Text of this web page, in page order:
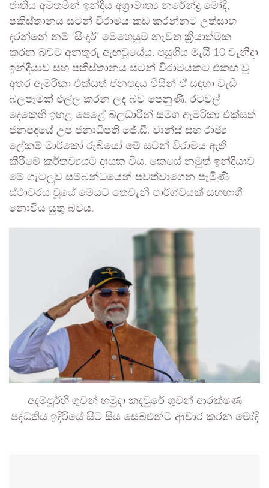
ජාතිය අමතමින් ඉන්දීය අග්‍රාමාත්‍ය නරේන්ද්‍ර මෝදි,
පකිස්තානය සටන් විරාමය කඩ කරන්නට උත්සාහ
දරන්නේ නම් ‘සිංදූර්’ මෙහෙයුම නැවත ක්‍රියාත්මක
කරන බවට අනතුරු ඇඟවූයේය. පසුගිය මැයි 10 වැනිදා
ඉන්දියාව සහ පකිස්තානය සටන් විරාමයකට එකඟ වූ
අතර ඇමරිකා එක්සත් ජනපදය විසින් ඒ සඳහා වැඩි
බලපෑමක් එල්ල කරන ලද බව පෙනුණි. රටවල්
දෙකෙහි ඉහළ පෙළේ බලධාරීන් සමග ඇමරිකා එක්සත්
ජනපදයේ උප ජනාධිපති ජේ.ඩී. වාන්ස් සහ රාජ්‍ය
ලේකම් මාර්කෝ රුබියෝ මේ සටන් විරාමය ඇති
කිරීමේ කර්තව්‍යයට දායක විය. කෙසේ නමුත් ඉන්දියාව
මේ ගැටලුව සම්බන්ධයෙන් පවත්වාගෙන පැමිණි
ස්ථාවරය වූයේ මෙයට තෙවැනි පාර්ශ්වයක් සහභාගී
නොවිය යුතු බවය.
අදම්පූර්හි ගුවන් හමුදා කඳවුරේ ගුවන් ආරක්ෂණ
පද්ධතිය ඉදිරියේ සිට සිය සෙබළුන්ට ආචාර කරන මෝදි